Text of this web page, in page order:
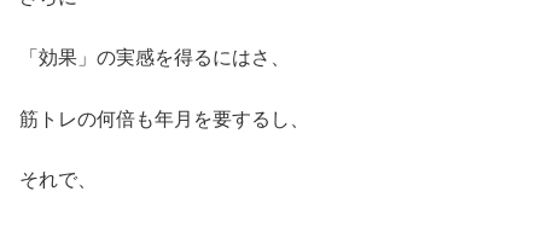
「効果」の実感を得るにはさ、
筋トレの何倍も年月を要するし、
それで、